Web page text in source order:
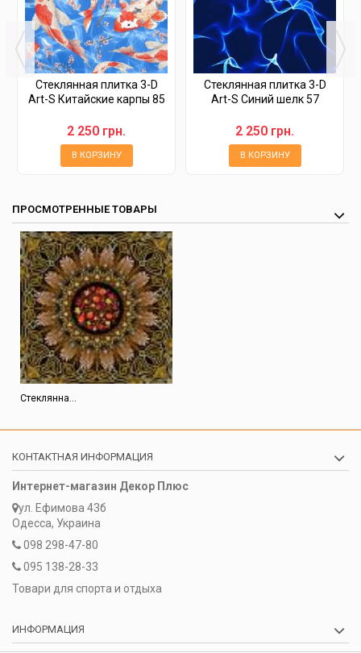
Стеклянная плитка 3-D
Art-S Китайские карпы 85
2 250 грн.
В КОРЗИНУ
Стеклянная плитка 3-D
Art-S Синий шелк 57
2 250 грн.
В КОРЗИНУ
ПРОСМОТРЕННЫЕ ТОВАРЫ
Стеклянна...
КОНТАКТНАЯ ИНФОРМАЦИЯ
Интернет-магазин Декор Плюс
ул. Ефимова 43б
Одесса, Украина
098 298-47-80
095 138-28-33
Товари для спорта и отдыха
ИНФОРМАЦИЯ